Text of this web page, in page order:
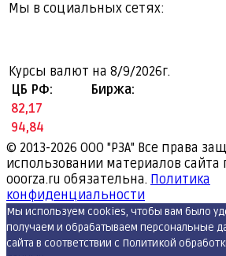
Мы в социальных сетях:
Курсы валют на 8/9/2026г.
ЦБ РФ:
Биржа:
82,17
94,84
© 2013-2026 ООО "РЗА" Все права
использовании материалов
ooorza.ru обязательна. Политика
конфиденциальности
Мы используем cookies, чтобы вам было
получаем и обрабатываем персональные
сайта в соответствии с Политикой